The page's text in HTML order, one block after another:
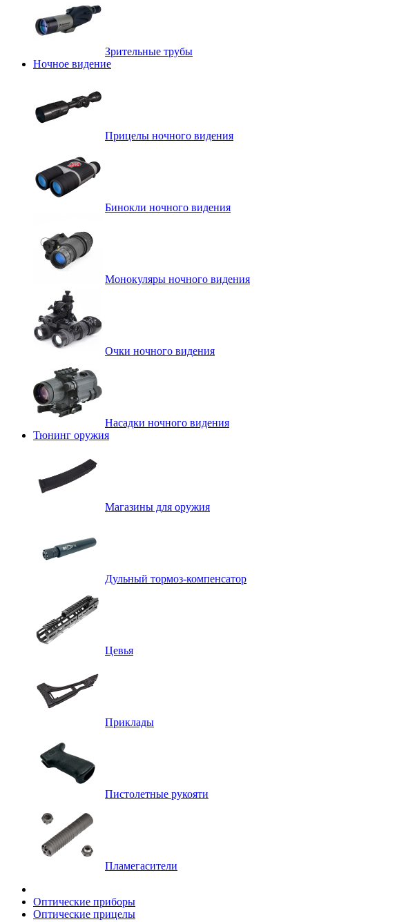
Зрительные трубы
Ночное видение
Прицелы ночного видения
Бинокли ночного видения
Монокуляры ночного видения
Очки ночного видения
Насадки ночного видения
Тюнинг оружия
Магазины для оружия
Дульный тормоз-компенсатор
Цевья
Приклады
Пистолетные рукояти
Пламегасители
Оптические приборы
Оптические прицелы